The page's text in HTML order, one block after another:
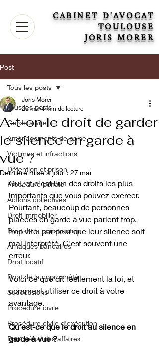
CABINET D'AVOCAT
TOULOUSE
JORIS MORER
Post
Tous les posts
Garde à vue
Aménagements de peine
Victimes et infractions
Détention et prison
Procédure pénale
Actions collectives
Droit immobilier
Droit de la construction
Arnaques bancaires
Droit locatif
Droit de la copropriété
Successions
Procédure civile
Procédure civile d'exécution
Droit pénal des affaires
Tous les posts
A-t-on le droit de garder
le silence en garde à
vue ?
Joris Morer
26 mai 4 min de lecture
Dernière mise à jour : 27 mai
Oui, et c'est l'un des droits les plus
importants que vous pouvez exercer.
Pourtant, beaucoup de personnes
placées en garde à vue parlent trop,
trop vite, par peur que leur silence soit
mal interprété. C'est souvent une
erreur.
Voici ce que dit réellement la loi, et
comment utiliser ce droit à votre
avantage.
Qu'est-ce que le droit au silence en
garde à vue ?